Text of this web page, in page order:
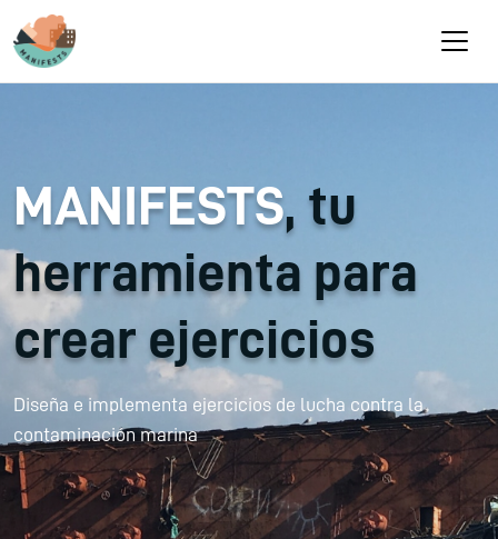
Pasar al contenido principal
MANIFESTS, tu
herramienta para
crear ejercicios
Diseña e implementa ejercicios de lucha contra la
contaminación marina